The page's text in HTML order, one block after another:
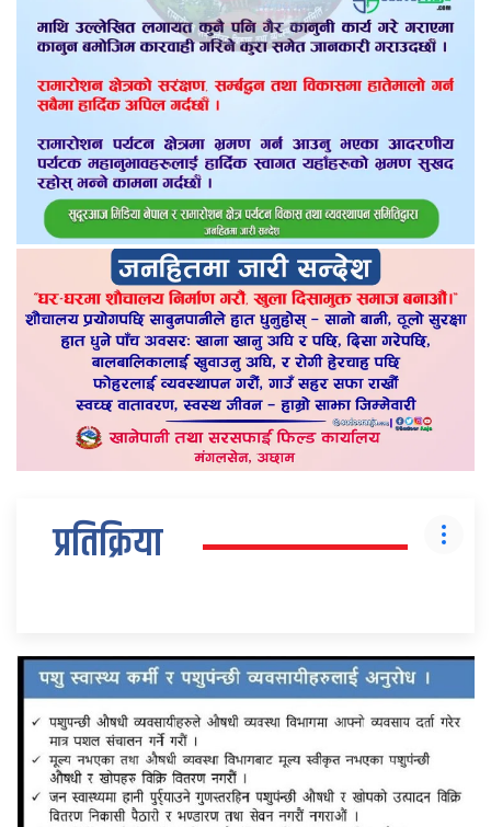
प्रतिक्रिया